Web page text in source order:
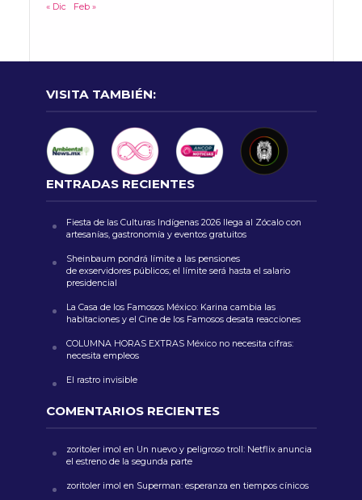
« Dic Feb »
VISITA TAMBIÉN:
ENTRADAS RECIENTES
Fiesta de las Culturas Indígenas 2026 llega al Zócalo con
artesanías, gastronomía y eventos gratuitos
Sheinbaum pondrá límite a las pensiones
de exservidores públicos; el límite será hasta el salario
presidencial
La Casa de los Famosos México: Karina cambia las
habitaciones y el Cine de los Famosos desata reacciones
COLUMNA HORAS EXTRAS México no necesita cifras:
necesita empleos
El rastro invisible
COMENTARIOS RECIENTES
zoritoler imol en Un nuevo y peligroso troll: Netflix anuncia
el estreno de la segunda parte
zoritoler imol en Superman: esperanza en tiempos cínicos